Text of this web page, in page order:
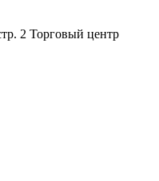
2 Торговый центр